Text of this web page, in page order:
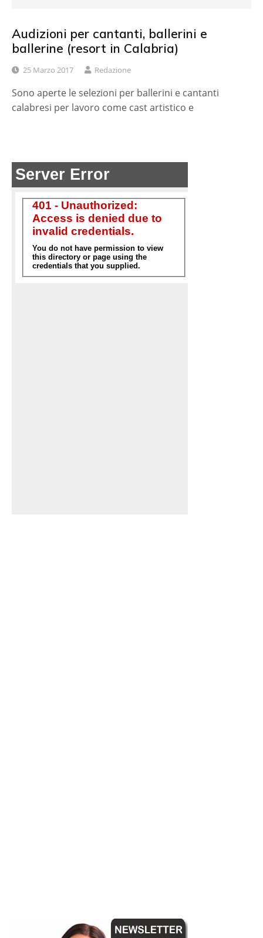
Audizioni per cantanti, ballerini e
ballerine (resort in Calabria)
25 Marzo 2017 Redazione
Sono aperte le selezioni per ballerini e cantanti
calabresi per lavoro come cast artistico e